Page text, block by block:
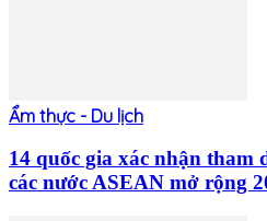
Ẩm thực - Du lịch
14 quốc gia xác nhận tham
các nước ASEAN mở rộng